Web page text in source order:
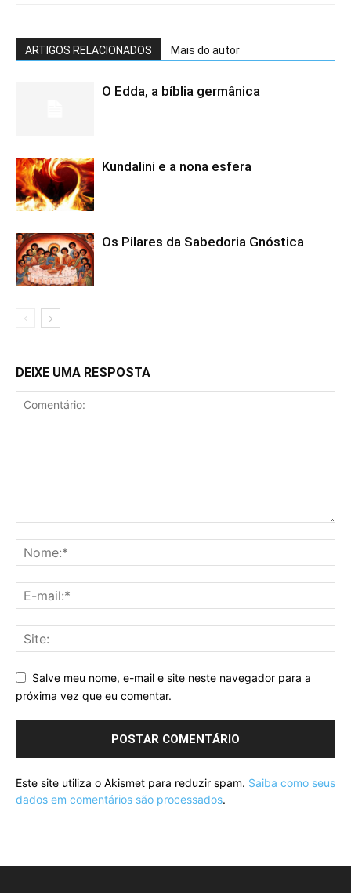
ARTIGOS RELACIONADOS Mais do autor
O Edda, a bíblia germânica
Kundalini e a nona esfera
Os Pilares da Sabedoria Gnóstica
DEIXE UMA RESPOSTA
Salve meu nome, e-mail e site neste navegador para a
próxima vez que eu comentar.
Este site utiliza o Akismet para reduzir spam. Saiba como seus
dados em comentários são processados.